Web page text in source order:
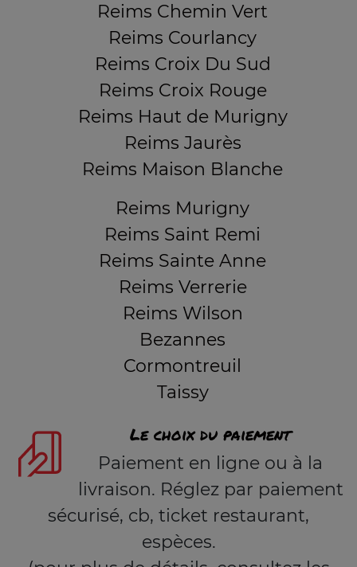
Reims Chemin Vert
Reims Courlancy
Reims Croix Du Sud
Reims Croix Rouge
Reims Haut de Murigny
Reims Jaurès
Reims Maison Blanche
Reims Murigny
Reims Saint Remi
Reims Sainte Anne
Reims Verrerie
Reims Wilson
Bezannes
Cormontreuil
Taissy
Le choix du paiement
Paiement en ligne ou à la
livraison. Réglez par paiement
sécurisé, cb, ticket restaurant,
espèces.